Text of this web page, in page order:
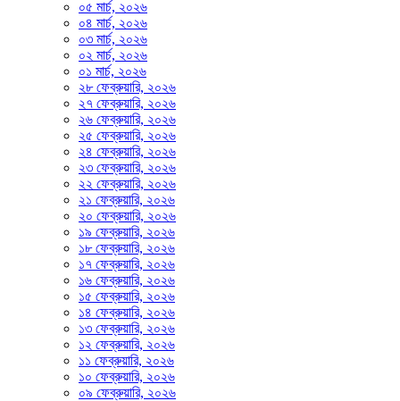
০৫ মার্চ, ২০২৬
০৪ মার্চ, ২০২৬
০৩ মার্চ, ২০২৬
০২ মার্চ, ২০২৬
০১ মার্চ, ২০২৬
২৮ ফেব্রুয়ারি, ২০২৬
২৭ ফেব্রুয়ারি, ২০২৬
২৬ ফেব্রুয়ারি, ২০২৬
২৫ ফেব্রুয়ারি, ২০২৬
২৪ ফেব্রুয়ারি, ২০২৬
২৩ ফেব্রুয়ারি, ২০২৬
২২ ফেব্রুয়ারি, ২০২৬
২১ ফেব্রুয়ারি, ২০২৬
২০ ফেব্রুয়ারি, ২০২৬
১৯ ফেব্রুয়ারি, ২০২৬
১৮ ফেব্রুয়ারি, ২০২৬
১৭ ফেব্রুয়ারি, ২০২৬
১৬ ফেব্রুয়ারি, ২০২৬
১৫ ফেব্রুয়ারি, ২০২৬
১৪ ফেব্রুয়ারি, ২০২৬
১৩ ফেব্রুয়ারি, ২০২৬
১২ ফেব্রুয়ারি, ২০২৬
১১ ফেব্রুয়ারি, ২০২৬
১০ ফেব্রুয়ারি, ২০২৬
০৯ ফেব্রুয়ারি, ২০২৬